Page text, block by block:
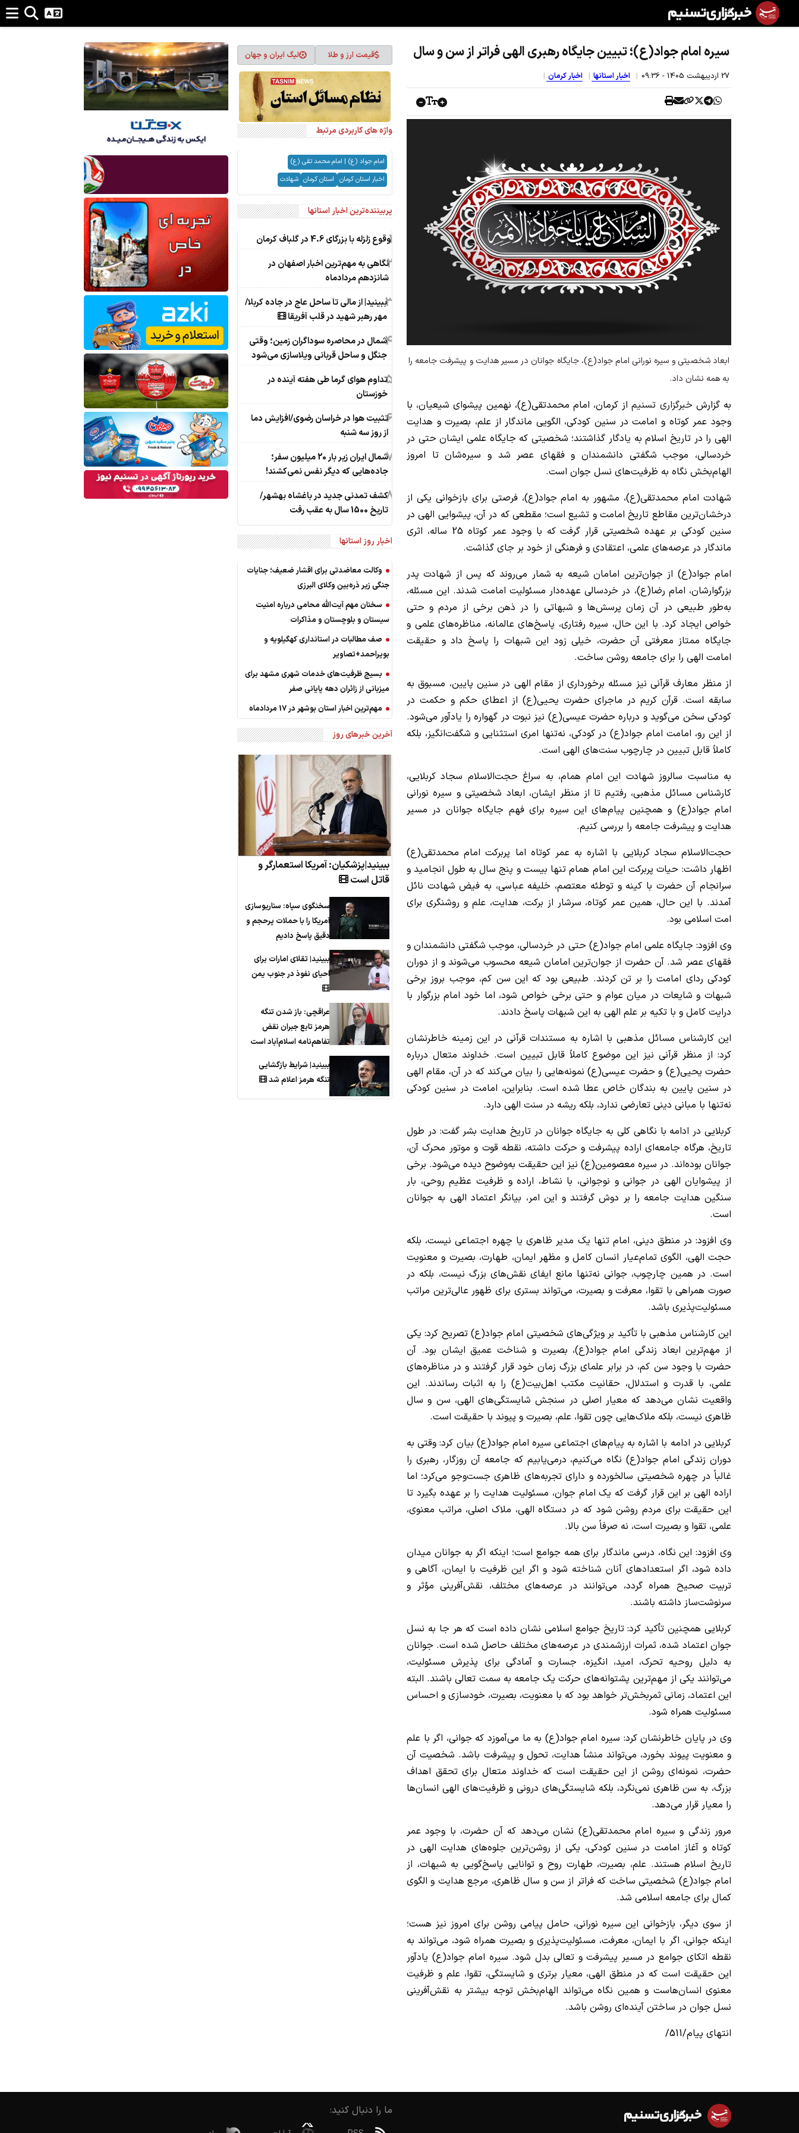
سیره امام جواد(ع)؛ تبیین جایگاه رهبری الهی فراتر از سن و سال
27 ارديبهشت 1405 - 09:36 اخبار استانها اخبار کرمان
ابعاد شخصیتی و سیره نورانی امام جواد(ع)، جایگاه جوانان در مسیر هدایت و پیشرفت جامعه را
به همه نشان داد.
به گزارش خبرگزاری تسنیماز کرمان، امام محمدتقی(ع)، نهمین پیشوای شیعیان، با
وجود عمر کوتاه و امامت در سنین کودکی، الگویی ماندگار از علم، بصیرت و هدایت
الهی را در تاریخ اسلام به یادگار گذاشتند؛ شخصیتی که جایگاه علمی ایشان حتی در
خردسالی، موجب شگفتی دانشمندان و فقهای عصر شد و سیره‌شان تا امروز
الهام‌بخش نگاه به ظرفیت‌های نسل جوان است.
شهادت امام محمدتقی(ع)، مشهور به امام جواد(ع)، فرصتی برای بازخوانی یکی از
درخشان‌ترین مقاطع تاریخ امامت و تشیع است؛ مقطعی که در آن، پیشوایی الهی در
سنین کودکی بر عهده شخصیتی قرار گرفت که با وجود عمر کوتاه 25 ساله، اثری
ماندگار در عرصه‌های علمی، اعتقادی و فرهنگی از خود بر جای گذاشت.
امام جواد(ع) از جوان‌ترین امامان شیعه به شمار می‌روند که پس از شهادت پدر
بزرگوارشان، امام رضا(ع)، در خردسالی عهده‌دار مسئولیت امامت شدند. این مسئله،
به‌طور طبیعی در آن زمان پرسش‌ها و شبهاتی را در ذهن برخی از مردم و حتی
خواص ایجاد کرد. با این حال، سیره رفتاری، پاسخ‌های عالمانه، مناظره‌های علمی و
جایگاه ممتاز معرفتی آن حضرت، خیلی زود این شبهات را پاسخ داد و حقیقت
امامت الهی را برای جامعه روشن ساخت.
از منظر معارف قرآنی نیز مسئله برخورداری از مقام الهی در سنین پایین، مسبوق به
سابقه است. قرآن کریم در ماجرای حضرت یحیی(ع) از اعطای حکم و حکمت در
کودکی سخن می‌گوید و درباره حضرت عیسی(ع) نیز نبوت در گهواره را یادآور می‌شود.
از این رو، امامت امام جواد(ع) در کودکی، نه‌تنها امری استثنایی و شگفت‌انگیز، بلکه
کاملاً قابل تبیین در چارچوب سنت‌های الهی است.
به مناسبت سالروز شهادت این امام همام، به سراغ حجت‌الاسلام سجاد کربلایی،
کارشناس مسائل مذهبی، رفتیم تا از منظر ایشان، ابعاد شخصیتی و سیره نورانی
امام جواد(ع) و همچنین پیام‌های این سیره برای فهم جایگاه جوانان در مسیر
هدایت و پیشرفت جامعه را بررسی کنیم.
حجت‌الاسلام سجاد کربلایی با اشاره به عمر کوتاه اما پربرکت امام محمدتقی(ع)
اظهار داشت: حیات پربرکت این امام همام تنها بیست و پنج سال به طول انجامید و
سرانجام آن حضرت با کینه و توطئه معتصم، خلیفه عباسی، به فیض شهادت نائل
آمدند. با این حال، همین عمر کوتاه، سرشار از برکت، هدایت، علم و روشنگری برای
امت اسلامی بود.
وی افزود: جایگاه علمی امام جواد(ع) حتی در خردسالی، موجب شگفتی دانشمندان و
فقهای عصر شد. آن حضرت از جوان‌ترین امامان شیعه محسوب می‌شوند و از دوران
کودکی ردای امامت را بر تن کردند. طبیعی بود که این سن کم، موجب بروز برخی
شبهات و شایعات در میان عوام و حتی برخی خواص شود، اما خود امام بزرگوار با
درایت کامل و با تکیه بر علم الهی به این شبهات پاسخ دادند.
این کارشناس مسائل مذهبی با اشاره به مستندات قرآنی در این زمینه خاطرنشان
کرد: از منظر قرآنی نیز این موضوع کاملاً قابل تبیین است. خداوند متعال درباره
حضرت یحیی(ع) و حضرت عیسی(ع) نمونه‌هایی را بیان می‌کند که در آن، مقام الهی
در سنین پایین به بندگان خاص عطا شده است. بنابراین، امامت در سنین کودکی
نه‌تنها با مبانی دینی تعارضی ندارد، بلکه ریشه در سنت الهی دارد.
کربلایی در ادامه با نگاهی کلی به جایگاه جوانان در تاریخ هدایت بشر گفت: در طول
تاریخ، هرگاه جامعه‌ای اراده پیشرفت و حرکت داشته، نقطه قوت و موتور محرک آن،
جوانان بوده‌اند. در سیره معصومین(ع) نیز این حقیقت به‌وضوح دیده می‌شود. برخی
از پیشوایان الهی در جوانی و نوجوانی، با نشاط، اراده و ظرفیت عظیم روحی، بار
سنگین هدایت جامعه را بر دوش گرفتند و این امر، بیانگر اعتماد الهی به جوانان
است.
وی افزود: در منطق دینی، امام تنها یک مدیر ظاهری یا چهره اجتماعی نیست، بلکه
حجت الهی، الگوی تمام‌عیار انسان کامل و مظهر ایمان، طهارت، بصیرت و معنویت
است. در همین چارچوب، جوانی نه‌تنها مانع ایفای نقش‌های بزرگ نیست، بلکه در
صورت همراهی با تقوا، معرفت و بصیرت، می‌تواند بستری برای ظهور عالی‌ترین مراتب
مسئولیت‌پذیری باشد.
این کارشناس مذهبی با تأکید بر ویژگی‌های شخصیتی امام جواد(ع) تصریح کرد: یکی
از مهم‌ترین ابعاد زندگی امام جواد(ع)، بصیرت و شناخت عمیق ایشان بود. آن
حضرت با وجود سن کم، در برابر علمای بزرگ زمان خود قرار گرفتند و در مناظره‌های
علمی، با قدرت و استدلال، حقانیت مکتب اهل‌بیت(ع) را به اثبات رساندند. این
واقعیت نشان می‌دهد که معیار اصلی در سنجش شایستگی‌های الهی، سن و سال
ظاهری نیست، بلکه ملاک‌هایی چون تقوا، علم، بصیرت و پیوند با حقیقت است.
کربلایی در ادامه با اشاره به پیام‌های اجتماعی سیره امام جواد(ع) بیان کرد: وقتی به
دوران زندگی امام جواد(ع) نگاه می‌کنیم، درمی‌یابیم که جامعه آن روزگار، رهبری را
غالباً در چهره شخصیتی سالخورده و دارای تجربه‌های ظاهری جست‌وجو می‌کرد؛ اما
اراده الهی بر این قرار گرفت که یک امام جوان، مسئولیت هدایت را بر عهده بگیرد تا
این حقیقت برای مردم روشن شود که در دستگاه الهی، ملاک اصلی، مراتب معنوی،
علمی، تقوا و بصیرت است، نه صرفاً سن بالا.
وی افزود: این نگاه، درسی ماندگار برای همه جوامع است؛ اینکه اگر به جوانان میدان
داده شود، اگر استعدادهای آنان شناخته شود و اگر این ظرفیت با ایمان، آگاهی و
تربیت صحیح همراه گردد، می‌توانند در عرصه‌های مختلف، نقش‌آفرینی مؤثر و
سرنوشت‌ساز داشته باشند.
کربلایی همچنین تأکید کرد: تاریخ جوامع اسلامی نشان داده است که هر جا به نسل
جوان اعتماد شده، ثمرات ارزشمندی در عرصه‌های مختلف حاصل شده است. جوانان
به دلیل روحیه تحرک، امید، انگیزه، جسارت و آمادگی برای پذیرش مسئولیت،
می‌توانند یکی از مهم‌ترین پشتوانه‌های حرکت یک جامعه به سمت تعالی باشند. البته
این اعتماد، زمانی ثمربخش‌تر خواهد بود که با معنویت، بصیرت، خودسازی و احساس
مسئولیت همراه شود.
وی در پایان خاطرنشان کرد: سیره امام جواد(ع) به ما می‌آموزد که جوانی، اگر با علم
و معنویت پیوند بخورد، می‌تواند منشأ هدایت، تحول و پیشرفت باشد. شخصیت آن
حضرت، نمونه‌ای روشن از این حقیقت است که خداوند متعال برای تحقق اهداف
بزرگ، به سن ظاهری نمی‌نگرد، بلکه شایستگی‌های درونی و ظرفیت‌های الهی انسان‌ها
را معیار قرار می‌دهد.
مرور زندگی و سیره امام محمدتقی(ع) نشان می‌دهد که آن حضرت، با وجود عمر
کوتاه و آغاز امامت در سنین کودکی، یکی از روشن‌ترین جلوه‌های هدایت الهی در
تاریخ اسلام هستند. علم، بصیرت، طهارت روح و توانایی پاسخ‌گویی به شبهات، از
امام جواد(ع) شخصیتی ساخت که فراتر از سن و سال ظاهری، مرجع هدایت و الگوی
کمال برای جامعه اسلامی شد.
از سوی دیگر، بازخوانی این سیره نورانی، حامل پیامی روشن برای امروز نیز هست؛
اینکه جوانی، اگر با ایمان، معرفت، مسئولیت‌پذیری و بصیرت همراه شود، می‌تواند به
نقطه اتکای جوامع در مسیر پیشرفت و تعالی بدل شود. سیره امام جواد(ع) یادآور
این حقیقت است که در منطق الهی، معیار برتری و شایستگی، تقوا، علم و ظرفیت
معنوی انسان‌هاست و همین نگاه می‌تواند الهام‌بخش توجه بیشتر به نقش‌آفرینی
نسل جوان در ساختن آینده‌ای روشن باشد.
انتهای پیام/511/
قیمت ارز و طلا لیگ ایران و جهان
واژه های کاربردی مرتبط
امام جواد (ع) | امام محمد تقي (ع)
اخبار استان کرمان استان کرمان شهادت
پربیننده‌ترین اخبار استانها
1وقوع زلزله با بزرگای 4.6 در گلباف کرمان
2نگاهی به مهم‌ترین اخبار اصفهان در‌
شانزدهم مردادماه
3ببینید| از مالی تا ساحل عاج در جاده کربلا/
مهر رهبر شهید در قلب آفریقا
4شمال در محاصره سوداگران زمین؛ وقتی
جنگل و ساحل قربانی ویلاسازی می‌شود
5تداوم هوای گرما طی هفته آینده در
خوزستان
6تثبیت هوا در خراسان رضوی/افزایش دما
از روز سه شنبه
7
شمال ایران زیر بار 20 میلیون سفر؛
جاده‌هایی که دیگر نفس نمی‌کشند!
8کشف تمدنی جدید در باغشاه بهشهر/
تاریخ 1500 سال به عقب رفت
اخبار روز استانها
وکالت معاضدتی برای اقشار ضعیف؛ جنایات
جنگی زیر ذره‌بین وکلای البرزی
سخنان مهم آیت‌الله محامی درباره امنیت
سیستان و بلوچستان و مذاکرات
صف مطالبات در استانداری کهگیلویه و
بویراحمد+تصاویر
بسیج ظرفیت‌های خدمات شهری مشهد برای
میزبانی از زائران دهه پایانی صفر
مهم‌ترین اخبار استان بوشهر در 17 مردادماه
آخرین خبرهای روز
ببینید|پزشکیان: آمریکا استعمارگر و
قاتل است
سخنگوی سپاه: سناریوسازی
آمریکا را با حملات پرحجم‌‌ و
دقیق‌ پاسخ دادیم
ببینید| تقلای امارات برای
احیای نفوذ در جنوب یمن
عراقچی: باز شدن تنگه
هرمز تابع جبران نقض
تفاهم‌نامه اسلام‌آباد است
ببینید| شرایط بازگشایی
تنگه هرمز اعلام شد
ما را دنبال کنید: